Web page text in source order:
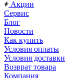
Акции
Сервис
Блог
Новости
Как купить
Условия оплаты
Условия доставки
Возврат товара
Компания